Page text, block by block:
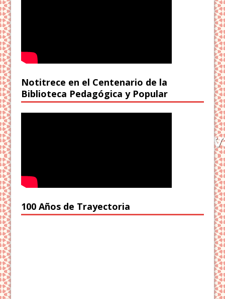
Notitrece en el Centenario de la
Biblioteca Pedagógica y Popular
100 Años de Trayectoria